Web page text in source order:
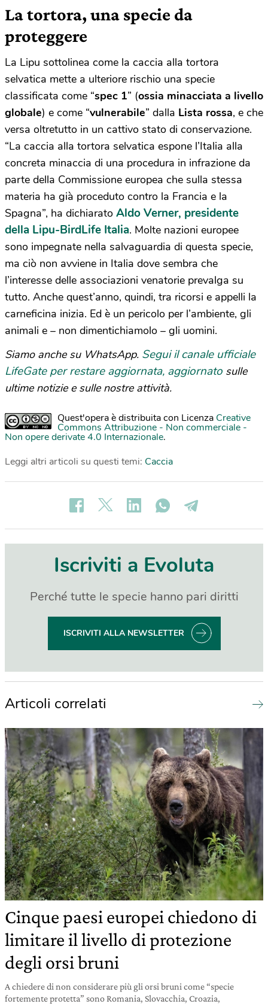
La tortora, una specie da
proteggere
La Lipu sottolinea come la caccia alla tortora
selvatica mette a ulteriore rischio una specie
classificata come “spec 1” (ossia minacciata a livello
globale) e come “vulnerabile” dalla Lista rossa, e che
versa oltretutto in un cattivo stato di conservazione.
“La caccia alla tortora selvatica espone l’Italia alla
concreta minaccia di una procedura in infrazione da
parte della Commissione europea che sulla stessa
materia ha già proceduto contro la Francia e la
Spagna”, ha dichiarato Aldo Verner, presidente
della Lipu-BirdLife Italia. Molte nazioni europee
sono impegnate nella salvaguardia di questa specie,
ma ciò non avviene in Italia dove sembra che
l’interesse delle associazioni venatorie prevalga su
tutto. Anche quest’anno, quindi, tra ricorsi e appelli la
carneficina inizia. Ed è un pericolo per l’ambiente, gli
animali e – non dimentichiamolo – gli uomini.
Siamo anche su WhatsApp. Segui il canale ufficiale
LifeGate per restare aggiornata, aggiornato sulle
ultime notizie e sulle nostre attività.
Quest'opera è distribuita con Licenza Creative
Commons Attribuzione - Non commerciale -
Non opere derivate 4.0 Internazionale.
Leggi altri articoli su questi temi: Caccia
Iscriviti a Evoluta
Perché tutte le specie hanno pari diritti
ISCRIVITI ALLA NEWSLETTER
Articoli correlati
Cinque paesi europei chiedono di
limitare il livello di protezione
degli orsi bruni
A chiedere di non considerare più gli orsi bruni come “specie
fortemente protetta” sono Romania, Slovacchia, Croazia,